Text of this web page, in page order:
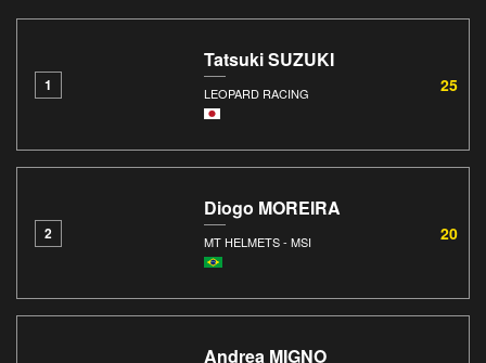
1
Tatsuki SUZUKI
LEOPARD RACING 25
2
Diogo MOREIRA
MT HELMETS - MSI 20
Andrea MIGNO